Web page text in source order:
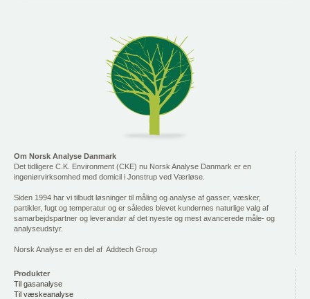
Om Norsk Analyse Danmark
Det tidligere C.K. Environment (CKE) nu Norsk Analyse Danmark er en
ingeniørvirksomhed med domicil i Jonstrup ved Værløse.
Siden 1994 har vi tilbudt løsninger til måling og analyse af gasser, væsker,
partikler, fugt og temperatur og er således blevet kundernes naturlige valg af
samarbejdspartner og leverandør af det nyeste og mest avancerede måle- og
analyseudstyr.
Norsk Analyse er en del af Addtech Group
Produkter
Til gasanalyse
Til væskeanalyse